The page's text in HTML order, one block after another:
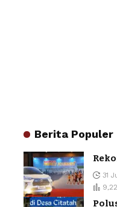
Berita Populer
31